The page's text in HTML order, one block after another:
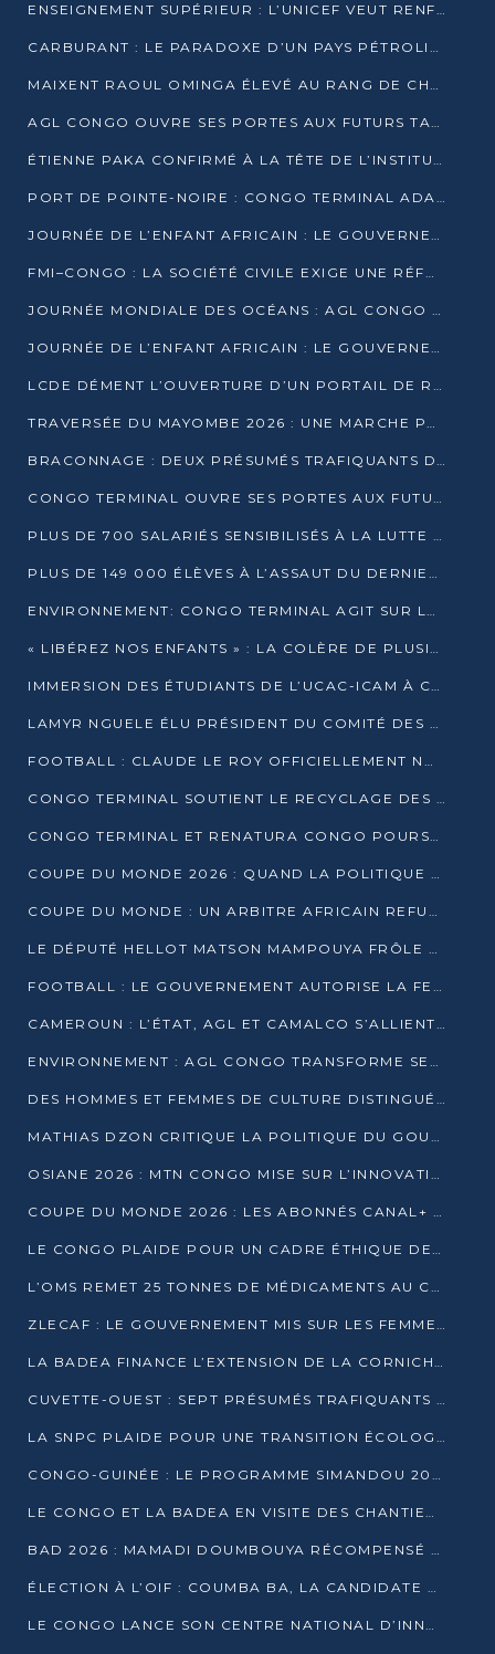
ENSEIGNEMENT SUPÉRIEUR : L’UNICEF VEUT RENFORCER LA RECHERCHE SUR LES QUESTIONS DE L’ENFANCE
CARBURANT : LE PARADOXE D’UN PAYS PÉTROLIER CONFRONTÉ À DES PÉNURIES RÉCURRENTES
MAIXENT RAOUL OMINGA ÉLEVÉ AU RANG DE CHEVALIER DE L’ORDRE DE L’AMITIÉ ENTRE LA RUSSIE ET LE CONGO
AGL CONGO OUVRE SES PORTES AUX FUTURS TALENTS DE LA LOGISTIQUE
ÉTIENNE PAKA CONFIRMÉ À LA TÊTE DE L’INSTITUT GÉOGRAPHIQUE NATIONAL
PORT DE POINTE-NOIRE : CONGO TERMINAL ADAPTE SON DRAGAGE AUX SABLES BITUMINEUX
JOURNÉE DE L’ENFANT AFRICAIN : LE GOUVERNEMENT RÉAFFIRME SON ENGAGEMENT POUR L’ACCÈS À L’EAU ET À L’ASSAINISSEMENT
FMI–CONGO : LA SOCIÉTÉ CIVILE EXIGE UNE RÉFORME DE LA FISCALITÉ PÉTROLIÈRE
JOURNÉE MONDIALE DES OCÉANS : AGL CONGO MOBILISE SES COLLABORATEURS POUR LA PRÉSERVATION DE LA BIODIVERSITÉ MARINE
JOURNÉE DE L’ENFANT AFRICAIN : LE GOUVERNEMENT MOBILISÉ POUR L’HYGIÈNE DANS LES ORPHELINATS
LCDE DÉMENT L’OUVERTURE D’UN PORTAIL DE RECRUTEMENT ET APPELLE À LA VIGILANCE
TRAVERSÉE DU MAYOMBE 2026 : UNE MARCHE POUR SENSIBILISER ET DÉPISTER AU DIABÈTE
BRACONNAGE : DEUX PRÉSUMÉS TRAFIQUANTS D’HIPPOPOTAME ÉCROUÉS À BRAZZAVILLE
CONGO TERMINAL OUVRE SES PORTES AUX FUTURS INGÉNIEURS DE L’UCAC-ICAM
PLUS DE 700 SALARIÉS SENSIBILISÉS À LA LUTTE CONTRE LA TUBERCULOSE À CONGO TERMINAL
PLUS DE 149 000 ÉLÈVES À L’ASSAUT DU DERNIER CEPE
ENVIRONNEMENT: CONGO TERMINAL AGIT SUR LE TERRAIN ET FORME LES PLUS JEUNES
« LIBÉREZ NOS ENFANTS » : LA COLÈRE DE PLUSIEURS MÈRES À BRAZZAVILLE CONTRE LA DGSP
IMMERSION DES ÉTUDIANTS DE L’UCAC-ICAM À CONGO TERMINAL
LAMYR NGUELE ÉLU PRÉSIDENT DU COMITÉ DES MEMBRES D’HONNEUR DU PCT
FOOTBALL : CLAUDE LE ROY OFFICIELLEMENT NOMMÉ SÉLECTIONNEUR DU CONGO
CONGO TERMINAL SOUTIENT LE RECYCLAGE DES DÉCHETS PLASTIQUES À POINTE-NOIRE
CONGO TERMINAL ET RENATURA CONGO POURSUIVENT LEUR COMBAT POUR LA BIODIVERSITÉ
COUPE DU MONDE 2026 : QUAND LA POLITIQUE MENACE L’UNIVERSALITÉ DU FOOTBALL
COUPE DU MONDE : UN ARBITRE AFRICAIN REFUSÉ À L’ENTRÉE DES ÉTATS-UNIS
LE DÉPUTÉ HELLOT MATSON MAMPOUYA FRÔLE LA MORT LORS D’UNE EMBUSCADE DZNS LE POOL
FOOTBALL : LE GOUVERNEMENT AUTORISE LA FECOFOOT À OCCUPER LES COMPLEXES SPORTIFS
CAMEROUN : L’ÉTAT, AGL ET CAMALCO S’ALLIENT POUR UN MÉGA-PROJET FERROVIAIRE
ENVIRONNEMENT : AGL CONGO TRANSFORME SES DÉCHETS EN OUTILS DE FORMATION
DES HOMMES ET FEMMES DE CULTURE DISTINGUÉS POUR LEUR ENGAGEMENT PAR BANTOU CULTURE
MATHIAS DZON CRITIQUE LA POLITIQUE DU GOUVERNEMENT ET ALERTE SUR LA DETTE DU CONGO
OSIANE 2026 : MTN CONGO MISE SUR L’INNOVATION POUR RELEVER LES DÉFIS AFRICAINS
COUPE DU MONDE 2026 : LES ABONNÉS CANAL+ AU CONGO DÉÇUS À QUELQUES JOURS DU COUP D’ENVOI
LE CONGO PLAIDE POUR UN CADRE ÉTHIQUE DE L’INTELLIGENCE ARTIFICIELLE À DAKAR
L’OMS REMET 25 TONNES DE MÉDICAMENTS AU CONGO POUR RENFORCER LA RIPOSTE AUX ÉPIDÉMIES
ZLECAF : LE GOUVERNEMENT MIS SUR LES FEMMES ENTREPRENEURES
LA BADEA FINANCE L’EXTENSION DE LA CORNICHE SUD DE BRAZZAVILLE
CUVETTE-OUEST : SEPT PRÉSUMÉS TRAFIQUANTS DE FAUNE INTERPELLÉS À EWO ET KELLÉ
LA SNPC PLAIDE POUR UNE TRANSITION ÉCOLOGIQUE PROGRESSIVE
CONGO-GUINÉE : LE PROGRAMME SIMANDOU 2040 AU CŒUR DES ÉCHANGES À LA BAD
LE CONGO ET LA BADEA EN VISITE DES CHANTIERS
BAD 2026 : MAMADI DOUMBOUYA RÉCOMPENSÉ PAR LE TROPHÉE BABACAR NDIAYE À BRAZZAVILLE
ÉLECTION À L’OIF : COUMBA BA, LA CANDIDATE DISCRÈTE QUI BOUSCULE LE JEU DIPLOMATIQUE
LE CONGO LANCE SON CENTRE NATIONAL D’INNOVATION